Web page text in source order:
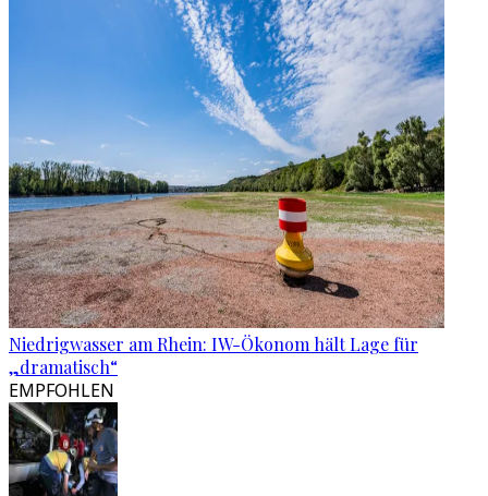
Niedrigwasser am Rhein: IW-Ökonom hält Lage für
„dramatisch“
EMPFOHLEN